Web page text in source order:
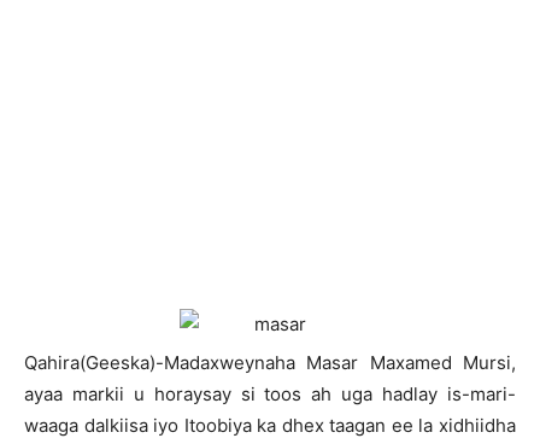
Qahira(Geeska)-Madaxweynaha Masar Maxamed Mursi,
ayaa markii u horaysay si toos ah uga hadlay is-mari-
waaga dalkiisa iyo Itoobiya ka dhex taagan ee la xidhiidha